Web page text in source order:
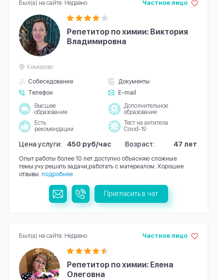
Репетитор по химии: Виктория
Владимировна
Собеседование
Документы
Телефон
E-mail
Частное лицо
Кемерово
Высшее
образование
Дополнительное
образование
Есть
рекомендации
Тест на антитела
Covid-19
Цена услуги: 450 руб/час Возраст: 47 лет
Опыт работы более 10 лет.доступно объясняю сложные
темы.учу решать задачи,работать с материалом. Хорошие
отзывы. подробнее
Был(а) на сайте: Недавно
Пригласить в чат
Репетитор по химии: Елена
Олеговна
Частное лицо
Был(а) на сайте: Недавно